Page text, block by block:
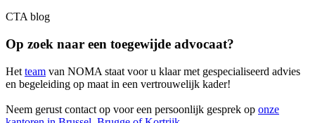
CTA blog
Op zoek naar een toegewijde advocaat?
Het team van NOMA staat voor u klaar met gespecialiseerd advies
en begeleiding op maat in een vertrouwelijk kader!
Neem gerust contact op voor een persoonlijk gesprek op onze